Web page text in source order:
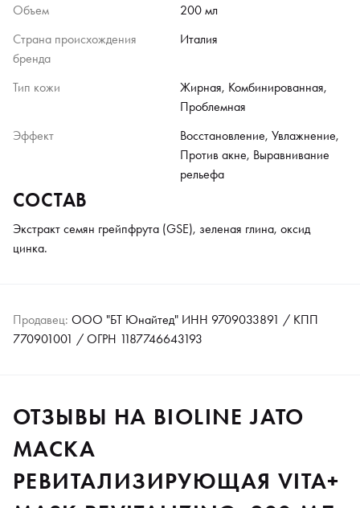
Объем
200 мл
Страна происхождения
бренда
Италия
Тип кожи
Жирная, Комбинированная,
Проблемная
Эффект
Восстановление, Увлажнение,
Против акне, Выравнивание
рельефа
СОСТАВ
Экстракт семян грейпфрута (GSE), зеленая глина, оксид
цинка.
Продавец: ООО "БТ Юнайтед" ИНН 9709033891 / КПП
770901001 / ОГРН 1187746643193
ОТЗЫВЫ НА BIOLINE JATO
МАСКА
РЕВИТАЛИЗИРУЮЩАЯ VITA+